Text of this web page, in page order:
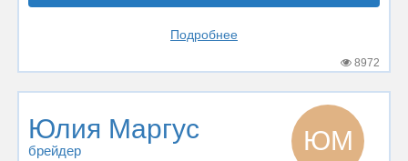
Подробнее
8972
Юлия Маргус
брейдер ЮМ